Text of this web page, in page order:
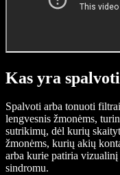
Kas yra
Spalvoti arba tonuoti
lengvesnis žmonėms,
sutrikimų, dėl kurių
žmonėms, kurių akių
arba kurie patiria vizualinį
sindromu.